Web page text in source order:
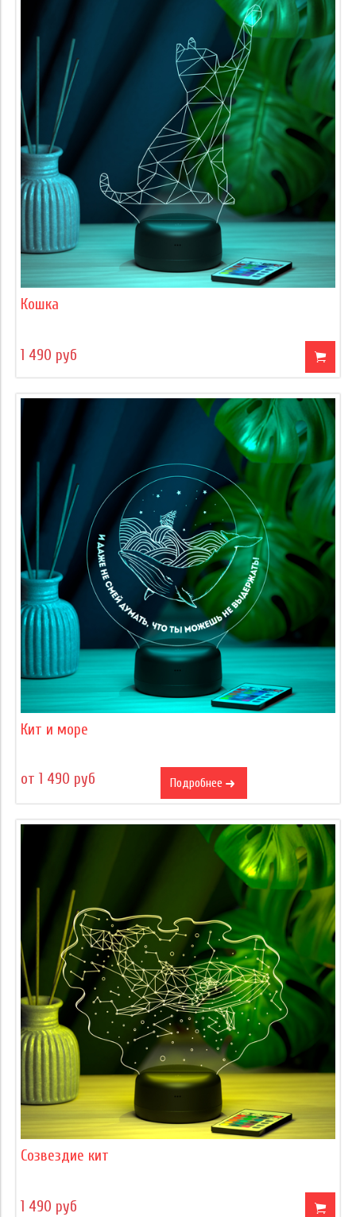
Кошка
1 490 руб
Кит и море
от 1 490 руб Подробнее
Созвездие кит
1 490 руб